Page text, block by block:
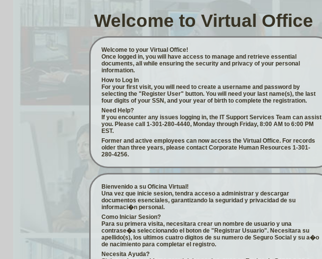
Welcome to Virtual Office
Welcome to your Virtual Office!
Once logged in, you will have access to manage and retrieve essential
documents, all while ensuring the security and privacy of your personal
information.
How to Log In
For your first visit, you will need to create a username and password by
selecting the "Register User" button. You will need your last name(s), the last
four digits of your SSN, and your year of birth to complete the registration.
Need Help?
If you encounter any issues logging in, the IT Support Services Team can assist
you. Please call 1-301-280-4440, Monday through Friday, 8:00 AM to 6:00 PM
EST.
Former and active employees can now access the Virtual Office. For records
older than three years, please contact Corporate Human Resources 1-301-
280-4256.
Bienvenido a su Oficina Virtual!
Una vez que inicie sesion, tendra acceso a administrar y descargar
documentos esenciales, garantizando la seguridad y privacidad de su
informaci�n personal.
Como Iniciar Sesion?
Para su primera visita, necesitara crear un nombre de usuario y una
contrase�a seleccionando el boton de "Registrar Usuario". Necesitara su
apellido(s), los ultimos cuatro digitos de su numero de Seguro Social y su a�o
de nacimiento para completar el registro.
Necesita Ayuda?